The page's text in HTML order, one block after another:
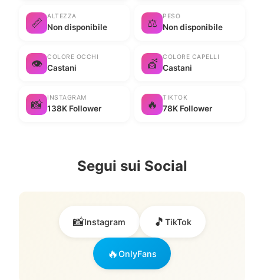
📏 ALTEZZA
Non disponibile ⚖️ PESO
Non disponibile
👁️ COLORE OCCHI
Castani 💇 COLORE CAPELLI
Castani
📸 INSTAGRAM
138K Follower 🔥 TIKTOK
78K Follower
Segui sui Social
📸Instagram 🎵 TikTok
🔥OnlyFans